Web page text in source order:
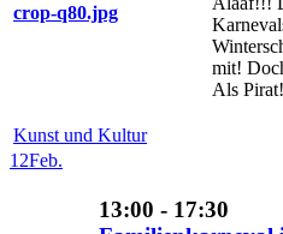
mit!
Als
Kunst und Kultur
12Feb.
13:00 - 17:30